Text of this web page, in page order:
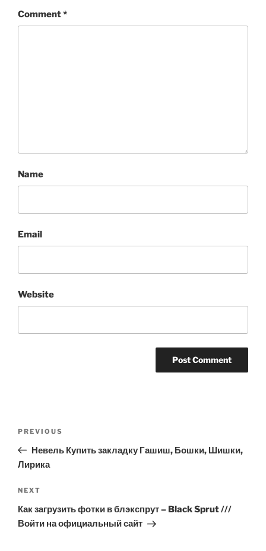
Comment*
Name
Email
Website
Previous
Post
PREVIOUS
Невель Купить закладку Гашиш, Бошки, Шишки,
Лирика
Next
Post
NEXT
Как загрузить фотки в блэкспрут – Black Sprut ///
Войти на официальный сайт